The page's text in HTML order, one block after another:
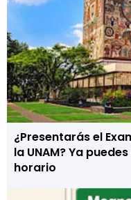
¿Presentarás el
la UNAM? Ya
horario